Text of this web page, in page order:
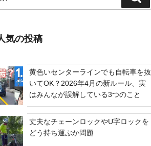
索
気の投稿
黄色いセンターラインでも自転車を抜
いてOK？2026年4月の新ルール、実
はみんなが誤解している3つのこと
丈夫なチェーンロックやU字ロックを
どう持ち運ぶか問題